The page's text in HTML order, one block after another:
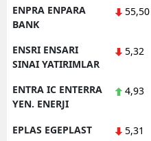
ENPRA ENPARA
BANK
55,50
ENSRI ENSARI
SINAI YATIRIMLAR
5,32
ENTRA IC ENTERRA
YEN. ENERJI
4,93
EPLAS EGEPLAST 5,31